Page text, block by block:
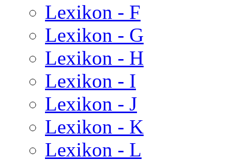
Lexikon - F
Lexikon - G
Lexikon - H
Lexikon - I
Lexikon - J
Lexikon - K
Lexikon - L